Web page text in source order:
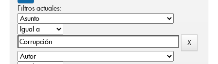
Filtros actuales: